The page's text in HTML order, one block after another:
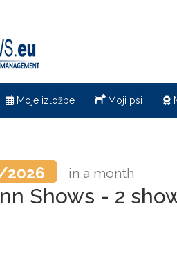
Moje izložbe Moji psi
in a month
Shows - 2